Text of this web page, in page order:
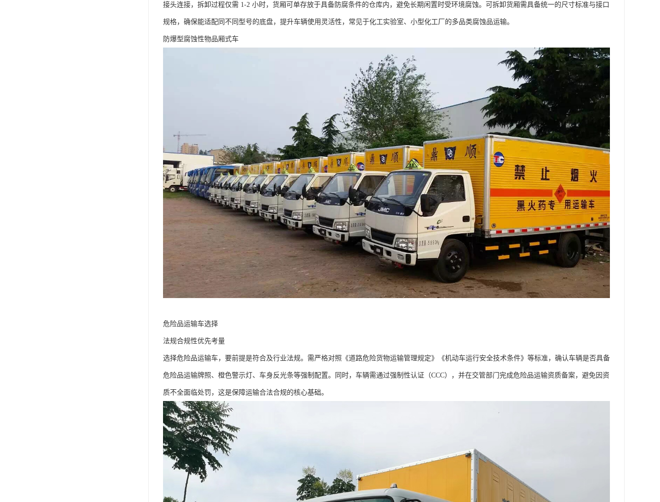
接头连接，拆卸过程仅需 1-2 小时，货厢可单存放于具备防腐条件的仓库内，避免长期闲置时受环境腐蚀。可拆卸货厢需具备统一的尺寸标准与接口
规格，确保能适配同不同型号的底盘，提升车辆使用灵活性，常见于化工实验室、小型化工厂的多品类腐蚀品运输。​
防爆型腐蚀性物品厢式车​
危险品运输车选择
​法规合规性优先考量​
选择危险品运输车，要前提是符合及行业法规。需严格对照《道路危险货物运输管理规定》《机动车运行安全技术条件》等标准，确认车辆是否具备
危险品运输牌照、橙色警示灯、车身反光条等强制配置。同时，车辆需通过强制性认证（CCC），并在交管部门完成危险品运输资质备案，避免因资
质不全面临处罚，这是保障运输合法合规的核心基础。​